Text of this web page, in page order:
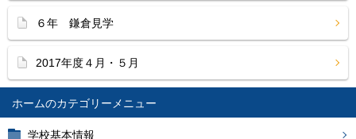
ホーム
学校基本情報
６年 鎌倉見学
2017年度４月・５月